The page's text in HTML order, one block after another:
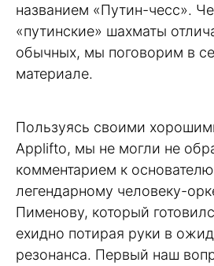
названием «Путин-чесс».
«путинские» шахматы
обычных, мы поговорим в
материале.
Пользуясь своими
Applifto, мы не могли не
комментарием к
легендарному человеку-
Пименову, который
ехидно потирая руки в
резонанса. Первый наш